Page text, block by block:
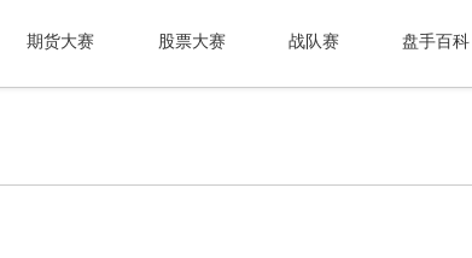
期货大赛 股票大赛 战队赛 盘手百科